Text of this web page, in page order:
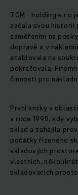
TQM - holding s.r.o
začala svou historii
zaměřením na
dopravě a v
etablovala na
pokračovala.
činnosti pro
První kroky v
v roce 1995, kdy
sklad a zahájila
počátky řízeného
skladových
vlastních,
skladovacích